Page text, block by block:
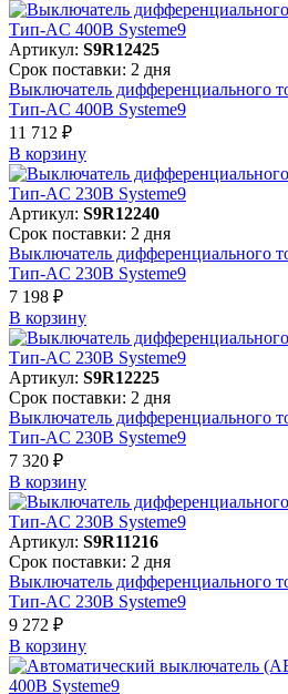
Артикул: S9R12425
Срок поставки: 2 дня
Выключатель дифференциального
Тип-AC 400В Systeme9
11 712 ₽
В корзинy
Артикул: S9R12240
Срок поставки: 2 дня
Выключатель дифференциального
Тип-AC 230В Systeme9
7 198 ₽
В корзинy
Артикул: S9R12225
Срок поставки: 2 дня
Выключатель дифференциального
Тип-AC 230В Systeme9
7 320 ₽
В корзинy
Артикул: S9R11216
Срок поставки: 2 дня
Выключатель дифференциального
Тип-AC 230В Systeme9
9 272 ₽
В корзинy